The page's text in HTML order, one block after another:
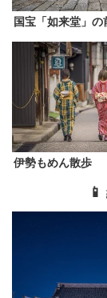
国宝「如来堂」の
伊勢もめん散歩